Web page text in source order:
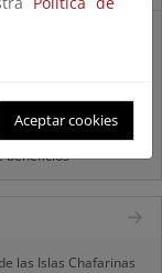
beneficios
las Islas Chafarinas
Aceptar cookies